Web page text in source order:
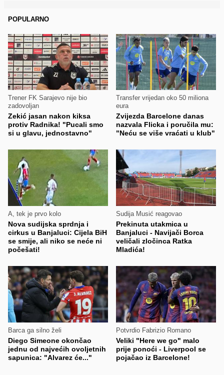
POPULARNO
Trener FK Sarajevo nije bio
zadovoljan
Zekić jasan nakon kiksa
protiv Radnika! "Pucali smo
si u glavu, jednostavno"
Transfer vrijedan oko 50 miliona
eura
Zvijezda Barcelone danas
nazvala Flicka i poručila mu:
"Neću se više vraćati u klub"
A, tek je prvo kolo
Nova sudijska sprdnja i
cirkus u Banjaluci: Cijela BiH
se smije, ali niko se neće ni
počešati!
Sudija Musić reagovao
Prekinuta utakmica u
Banjaluci - Navijači Borca
veličali zločinca Ratka
Mladića!
Barca ga silno želi
Diego Simeone okončao
jednu od najvećih ovoljetnih
sapunica: "Alvarez će..."
Potvrdio Fabrizio Romano
Veliki "Here we go" malo
prije ponoći - Liverpool se
pojačao iz Barcelone!